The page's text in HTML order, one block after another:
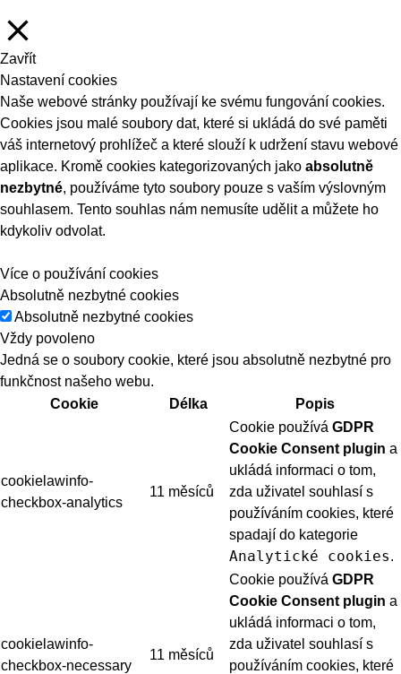
Zavřít
Nastavení cookies
Naše webové stránky používají ke svému fungování cookies.
Cookies jsou malé soubory dat, které si ukládá do své paměti
váš internetový prohlížeč a které slouží k udržení stavu webové
aplikace. Kromě cookies kategorizovaných jako absolutně
nezbytné, používáme tyto soubory pouze s vaším výslovným
souhlasem. Tento souhlas nám nemusíte udělit a můžete ho
kdykoliv odvolat.
Více o používání cookies
Absolutně nezbytné cookies
Absolutně nezbytné cookies
Vždy povoleno
Jedná se o soubory cookie, které jsou absolutně nezbytné pro
funkčnost našeho webu.
Cookie
Délka Popis
cookielawinfo-
checkbox-analytics
11 měsíců
Cookie používá GDPR
Cookie Consent plugin a
ukládá informaci o tom,
zda uživatel souhlasí s
používáním cookies, které
spadají do kategorie
Analytické cookies.
cookielawinfo-
checkbox-necessary
11 měsíců
Cookie používá GDPR
Cookie Consent plugin a
ukládá informaci o tom,
zda uživatel souhlasí s
používáním cookies, které